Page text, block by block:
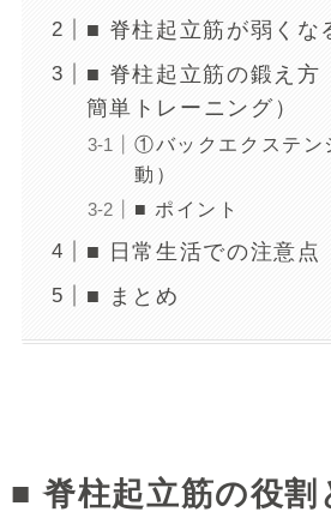
■ 脊柱起立筋が弱くな
■ 脊柱起立筋の鍛え方
簡単トレーニング）
①バックエクステン
動）
■ ポイント
■ 日常生活での注意点
■ まとめ
■ 脊柱起立筋の役割